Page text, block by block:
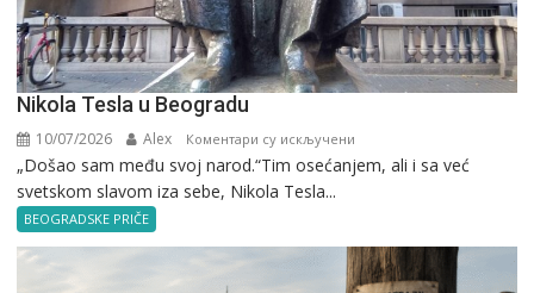
Nikola Tesla u Beogradu
10/07/2026 Alex Коментари су искључени
Nikola
„Došao sam među svoj narod.“Tim osećanjem, ali i sa već
svetskom slavom iza sebe, Nikola Tesla...
BEOGRADSKE PRIČE